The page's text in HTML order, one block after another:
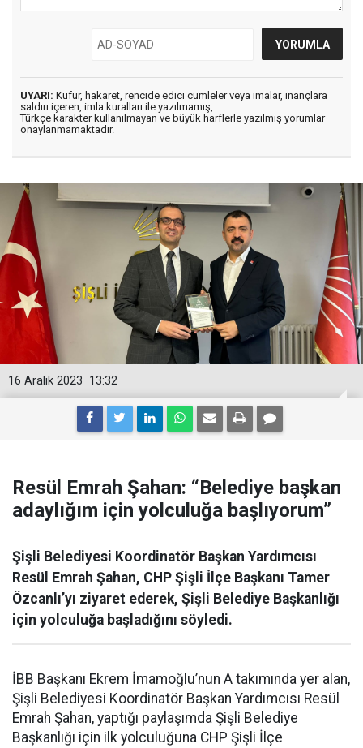
UYARI: Küfür, hakaret, rencide edici cümleler veya imalar, inançlara
saldırı içeren, imla kuralları ile yazılmamış,
Türkçe karakter kullanılmayan ve büyük harflerle yazılmış yorumlar
onaylanmamaktadır.
13:32
16 Aralık 2023
Resül Emrah Şahan: “Belediye başkan
adaylığım için yolculuğa başlıyorum”
Şişli Belediyesi Koordinatör Başkan Yardımcısı
Resül Emrah Şahan, CHP Şişli İlçe Başkanı Tamer
Özcanlı’yı ziyaret ederek, Şişli Belediye Başkanlığı
için yolculuğa başladığını söyledi.
İBB Başkanı Ekrem İmamoğlu’nun A takımında yer alan,
Şişli Belediyesi Koordinatör Başkan Yardımcısı Resül
Emrah Şahan, yaptığı paylaşımda Şişli Belediye
Başkanlığı için ilk yolculuğuna CHP Şişli İlçe